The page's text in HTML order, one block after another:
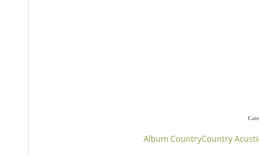
Album CountryCountry